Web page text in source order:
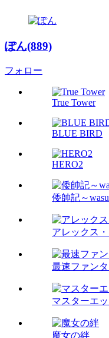
ぽん(889)
フォロー
True Tower
BLUE BIRD
HERO2
倭帥記～
アレックス
最速ファン
マスターエ
魔女の絆